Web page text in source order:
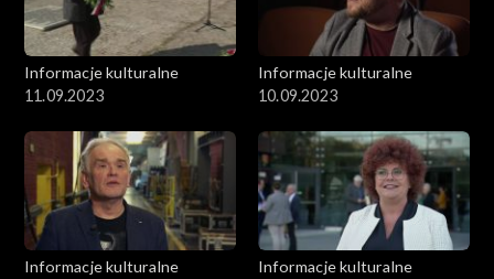
Informacje kulturalne
11.09.2023
Informacje kulturalne
10.09.2023
Informacje kulturalne
Informacje kulturalne